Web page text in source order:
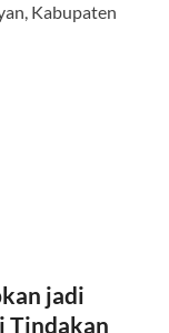
Kabupaten
jadi
Tindakan